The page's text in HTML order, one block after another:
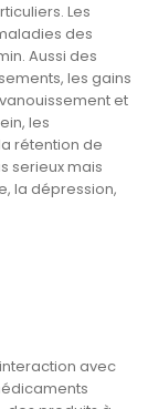
Les
des
Aussi des
les gains
et
les
rétention de
serieux mais
la dépression,
avec